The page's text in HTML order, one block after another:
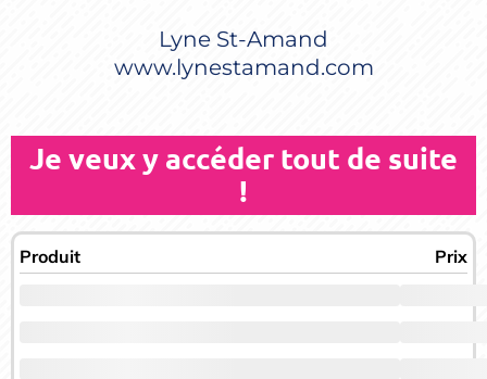
Lyne St-Amand
www.lynestamand.com
Je veux y accéder tout de suite
!
Produit Prix